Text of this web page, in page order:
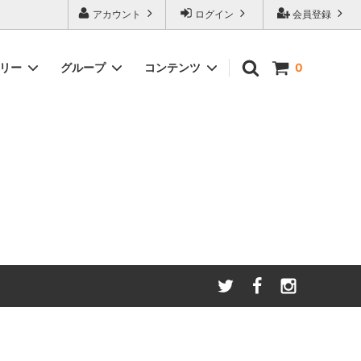
会員登録
ログイン
アカウント
0
ー グループ コンテンツ